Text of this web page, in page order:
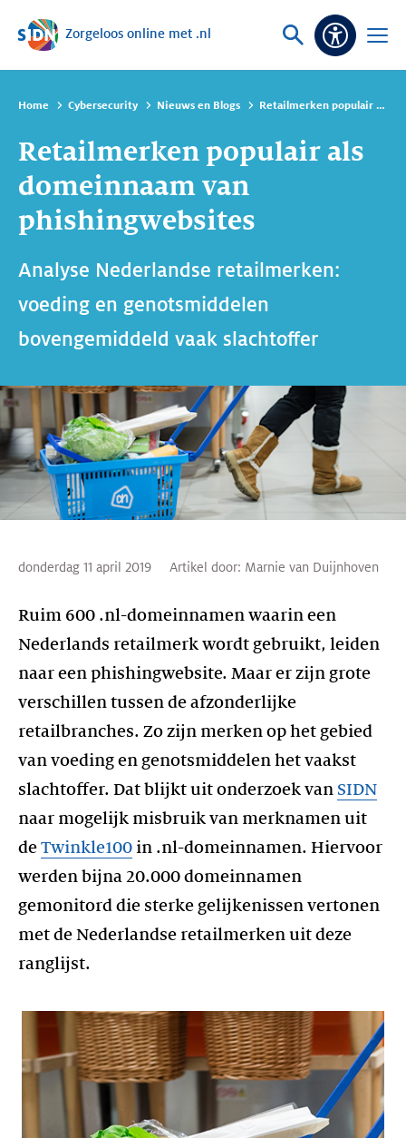
Sla navigatie over
Zorgeloos online met .nl
Vraag
Open
Home Cybersecurity Nieuws en Blogs Retailmerken populair als domeinnaam van phishingwebsites
Retailmerken populair als
domeinnaam van
phishingwebsites
Analyse Nederlandse retailmerken:
voeding en genotsmiddelen
bovengemiddeld vaak slachtoffer
donderdag 11 april 2019 Artikel door: Marnie van Duijnhoven
Ruim 600 .nl-domeinnamen waarin een
Nederlands retailmerk wordt gebruikt, leiden
naar een phishingwebsite. Maar er zijn grote
verschillen tussen de afzonderlijke
retailbranches. Zo zijn merken op het gebied
van voeding en genotsmiddelen het vaakst
slachtoffer. Dat blijkt uit onderzoek van SIDN
naar mogelijk misbruik van merknamen uit
de Twinkle100 in .nl-domeinnamen. Hiervoor
werden bijna 20.000 domeinnamen
gemonitord die sterke gelijkenissen vertonen
met de Nederlandse retailmerken uit deze
ranglijst.